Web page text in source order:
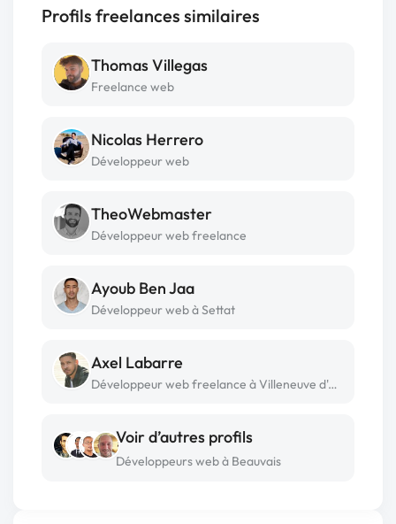
Profils freelances similaires
Thomas Villegas
Freelance web
Nicolas Herrero
Développeur web
TheoWebmaster
Développeur web freelance
Ayoub Ben Jaa
Développeur web à Settat
Axel Labarre
Développeur web freelance à Villeneuve d'ascq
Voir d’autres profils
Développeurs web à Beauvais